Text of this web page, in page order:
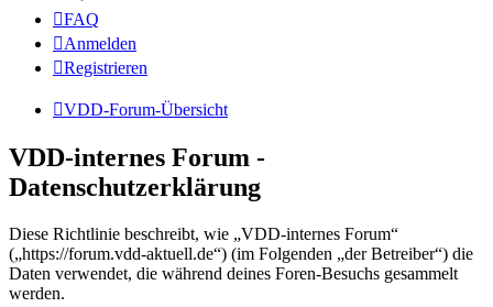
FAQ
Anmelden
Registrieren
VDD-Forum-Übersicht
VDD-internes Forum -
Datenschutzerklärung
Diese Richtlinie beschreibt, wie „VDD-internes Forum“
(„https://forum.vdd-aktuell.de“) (im Folgenden „der Betreiber“) die
Daten verwendet, die während deines Foren-Besuchs gesammelt
werden.